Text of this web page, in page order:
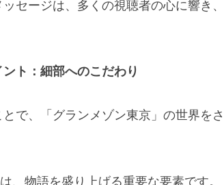
セージは、多くの視聴者の心に響き、
ト：細部へのこだわり
で、「グランメゾン東京」の世界をさ
、物語を盛り上げる重要な要素です。